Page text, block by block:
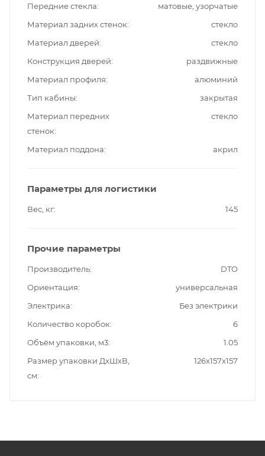
Передние стекла
матовые, узорчатые
Материал задних стенок
стекло
Материал дверей
стекло
Конструкция дверей
раздвижные
Материал профиля
алюминий
Тип кабины
закрытая
Материал передних
стенок
стекло
Материал поддона акрил
Параметры для логистики
Вес, кг 145
Прочие параметры
Производитель
DTO
Ориентация
универсальная
Электрика
Без электрики
Количество коробок
6
Объём упаковки, м3
1.05
Размер упаковки ДxШxВ,
см
126x157x157